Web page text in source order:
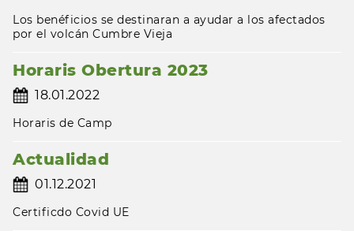
Los benéficios se destinaran a ayudar a los afectados
por el volcán Cumbre Vieja
Horaris Obertura 2023
18.01.2022
Horaris de Camp
Actualidad
01.12.2021
Certificdo Covid UE